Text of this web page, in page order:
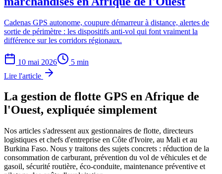
Cadenas GPS autonome, coupure démarreur à distance, alertes de
sortie de périmètre : les dispositifs anti-vol qui font vraiment la
différence sur les corridors régionaux.
10 mai 2026 5 min
Lire l'article
La gestion de flotte GPS en Afrique de
l'Ouest, expliquée simplement
Nos articles s'adressent aux gestionnaires de flotte, directeurs
logistiques et chefs d'entreprise en Côte d'Ivoire, au Mali et au
Burkina Faso. Nous y traitons des sujets concrets : réduction de la
consommation de carburant, prévention du vol de véhicules et de
gasoil, sécurité routière, éco-conduite, maintenance préventive et